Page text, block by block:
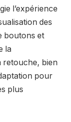
l’expérience
des
boutons et
la
retouche, bien
pour
plus